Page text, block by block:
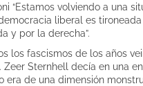
“Estamos volviendo a una
liberal es
y por la derecha”.
los fascismos de los años
Zeer Sternhell decía en una
era de una dimensión